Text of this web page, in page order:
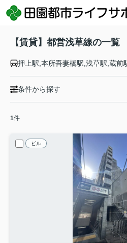
【賃貸】都営浅草線の一覧
条件から探す
1件
ビル